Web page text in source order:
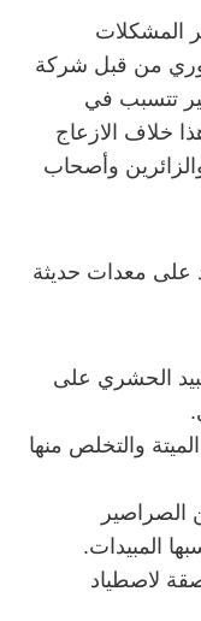
المشكلات
من قبل شركة
تتسبب في
خلاف الازعاج
وأصحاب
على معدات حديثة
الحشري على
والتخلص منها
المبيدات.
لاصطياد